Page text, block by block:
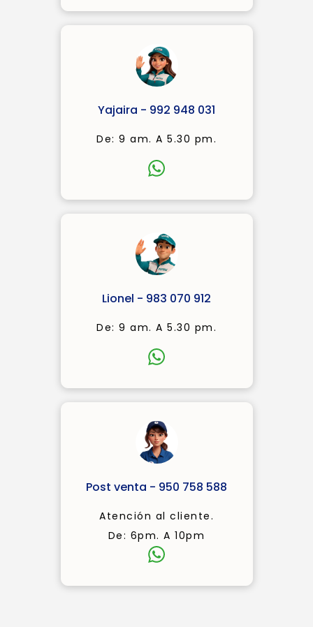
Yajaira - 992 948 031
De: 9 am. A 5.30 pm.
Lionel - 983 070 912
De: 9 am. A 5.30 pm.
Post venta - 950 758 588
Atención al cliente.
De: 6pm. A 10pm